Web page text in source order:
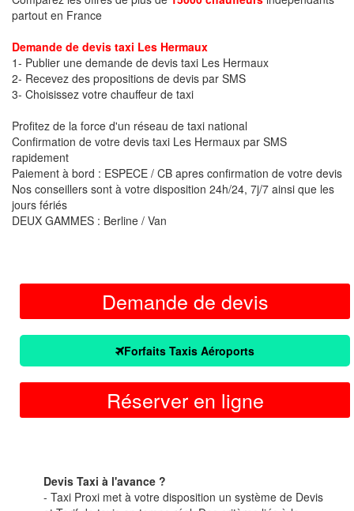
partout en France
Demande de devis taxi Les Hermaux
1- Publier une demande de devis taxi Les Hermaux
2- Recevez des propositions de devis par SMS
3- Choisissez votre chauffeur de taxi
Profitez de la force d'un réseau de taxi national
Confirmation de votre devis taxi Les Hermaux par SMS
rapidement
Paiement à bord : ESPECE / CB apres confirmation de votre devis
Nos conseillers sont à votre disposition 24h/24, 7j/7 ainsi que les
jours fériés
DEUX GAMMES : Berline / Van
Demande de devis
Forfaits Taxis Aéroports
Réserver en ligne
Devis Taxi à l'avance ?
- Taxi Proxi met à votre disposition un système de Devis